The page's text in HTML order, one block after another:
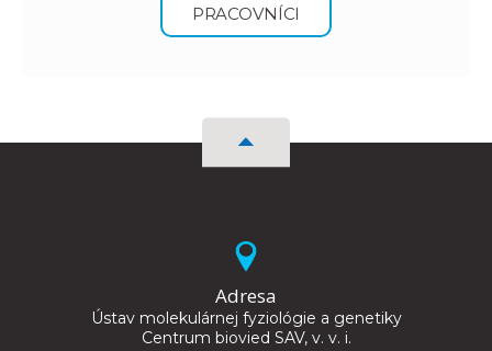
PRACOVNÍCI
Adresa
Ústav molekulárnej fyziológie a genetiky
Centrum biovied SAV, v. v. i.